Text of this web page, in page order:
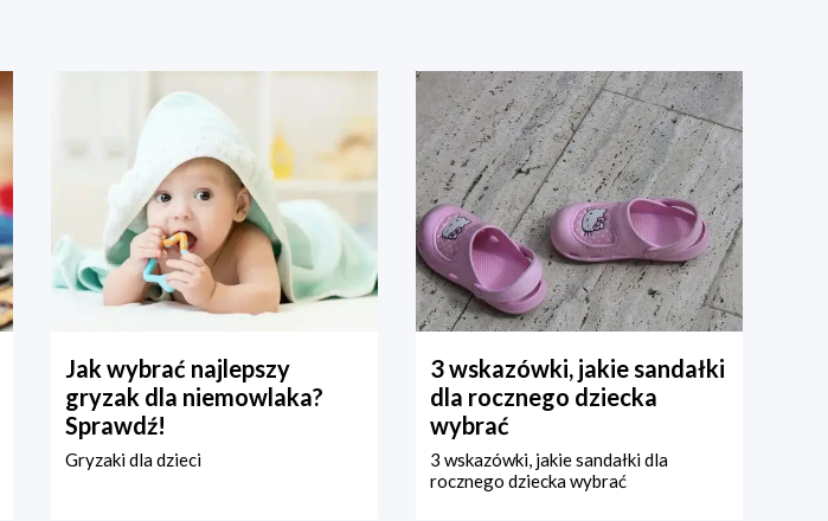
Jak wybrać najlepszy
gryzak dla niemowlaka?
Sprawdź!
Gryzaki dla dzieci
3 wskazówki, jakie sandałki
dla rocznego dziecka
wybrać
3 wskazówki, jakie sandałki dla
rocznego dziecka wybrać